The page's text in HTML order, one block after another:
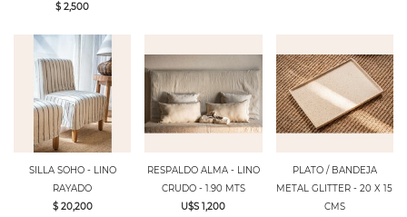
$ 2,500
SILLA SOHO - LINO
RAYADO
$ 20,200
RESPALDO ALMA - LINO
CRUDO - 1.90 MTS
U$S 1,200
PLATO / BANDEJA
METAL GLITTER - 20 X 15
CMS